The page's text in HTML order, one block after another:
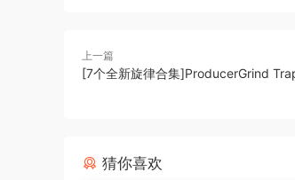
上一篇
[7个全新旋律合集]ProducerGrind
猜你喜欢